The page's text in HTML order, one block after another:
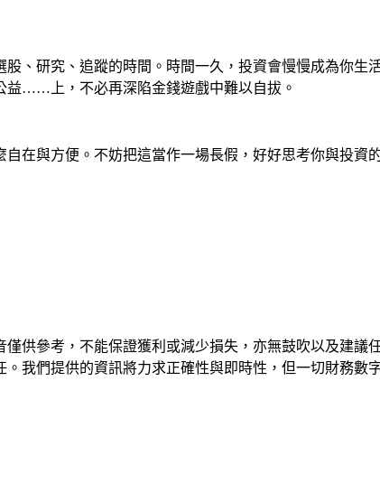
、研究、追蹤的時間。時間一久，投資會慢慢成為你
益……上，不必再深陷金錢遊戲中難以自拔。
在與方便。不妨把這當作一場長假，好好思考你與投
供參考，不能保證獲利或減少損失，亦無鼓吹以及建
我們提供的資訊將力求正確性與即時性，但一切財務數